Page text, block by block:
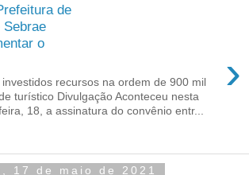
de
Sebrae
o
›
investidos recursos na ordem de 900 mil
turístico Divulgação Aconteceu nesta
18, a assinatura do convênio entr...
17 de maio de 2021